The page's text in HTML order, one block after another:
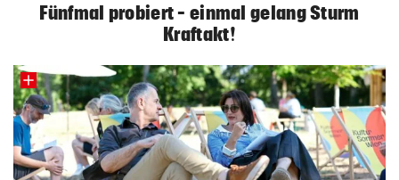
Fünfmal probiert – einmal gelang Sturm
Kraftakt!